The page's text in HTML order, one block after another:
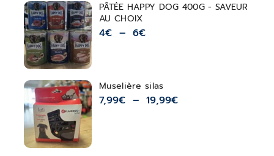
PÂTÉE HAPPY DOG 400G - SAVEUR
AU CHOIX
4€ – 6€
Muselière silas
7,99€ – 19,99€